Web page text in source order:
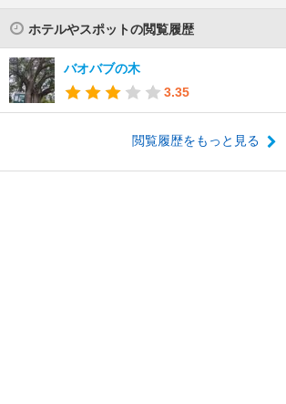
ホテルやスポットの閲覧履歴
バオバブの木
3.35
閲覧履歴をもっと見る